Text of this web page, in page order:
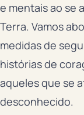
e mentais ao se
Terra. Vamos
medidas de
histórias de
aqueles que se
desconhecido.